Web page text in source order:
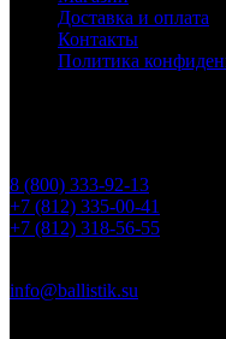
Доставка и оплата
Контакты
Политика
8 (800) 333-92-13
+7 (812) 335-00-41
+7 (812) 318-56-55
info@ballistik.su